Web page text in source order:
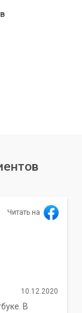
Читать на
10.12.2020
В